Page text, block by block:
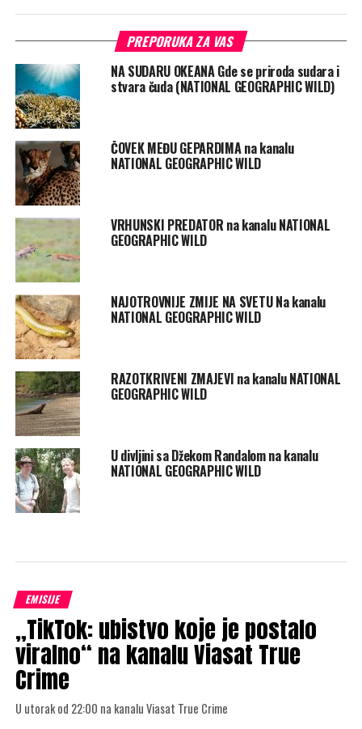
PREPORUKA ZA VAS
NA SUDARU OKEANA Gde se priroda sudara i
stvara čuda (NATIONAL GEOGRAPHIC WILD)
ČOVEK MEĐU GEPARDIMA na kanalu
NATIONAL GEOGRAPHIC WILD
VRHUNSKI PREDATOR na kanalu NATIONAL
GEOGRAPHIC WILD
NAJOTROVNIJE ZMIJE NA SVETU Na kanalu
NATIONAL GEOGRAPHIC WILD
RAZOTKRIVENI ZMAJEVI na kanalu NATIONAL
GEOGRAPHIC WILD
U divljini sa Džekom Randalom na kanalu
NATIONAL GEOGRAPHIC WILD
EMISIJE
„TikTok: ubistvo koje je postalo
viralno“ na kanalu Viasat True
Crime
U utorak od 22:00 na kanalu Viasat True Crime